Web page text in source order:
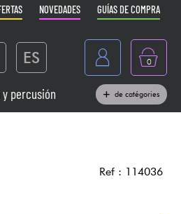
NOVEDADES GUÍAS DE COMPRA
ES 0
percusión de catégories
Ref : 114036